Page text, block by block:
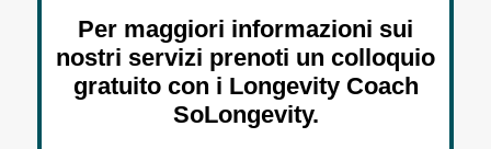
Per maggiori informazioni sui
nostri servizi prenoti un colloquio
gratuito con i Longevity Coach
SoLongevity.